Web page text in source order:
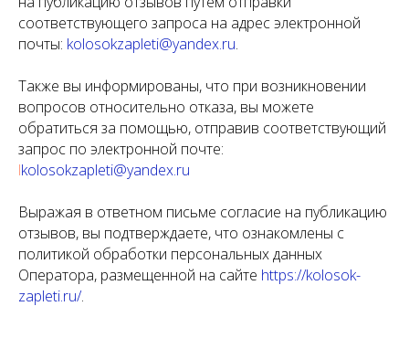
соответствующего запроса на адрес электронной
почты: kolosokzapleti@yandex.ru.
Также вы информированы, что при возникновении
вопросов относительно отказа, вы можете
обратиться за помощью, отправив соответствующий
запрос по электронной почте:
lkolosokzapleti@yandex.ru
Выражая в ответном письме согласие на публикацию
отзывов, вы подтверждаете, что ознакомлены с
политикой обработки персональных данных
Оператора, размещенной на сайте https://kolosok-
zapleti.ru/.